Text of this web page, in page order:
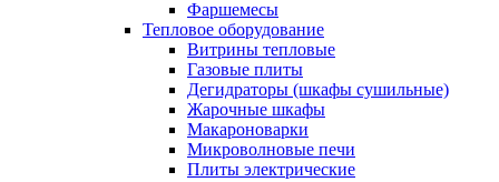
Фаршемесы
Тепловое оборудование
Витрины тепловые
Газовые плиты
Дегидраторы (шкафы сушильные)
Жарочные шкафы
Макароноварки
Микроволновые печи
Плиты электрические